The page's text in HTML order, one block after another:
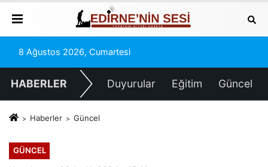
8 Ağustos 2026, Cumartesi
HABERLER Duyurular Eğitim Güncel
Haberler Güncel
GÜNCEL